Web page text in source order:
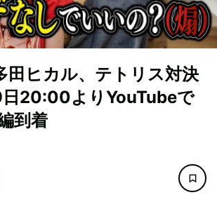
田ヒカル、テトリス対決
20:00よりYouTubeで
到着